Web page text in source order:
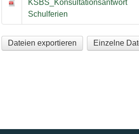
KSBS_Konsultationsantwort
Schulferien
Dateien exportieren Einzelne